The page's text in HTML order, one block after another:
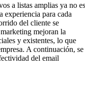
a listas amplias ya no es
experiencia para cada
del cliente se
mejoran la
y existentes, lo que
A continuación, se
del email